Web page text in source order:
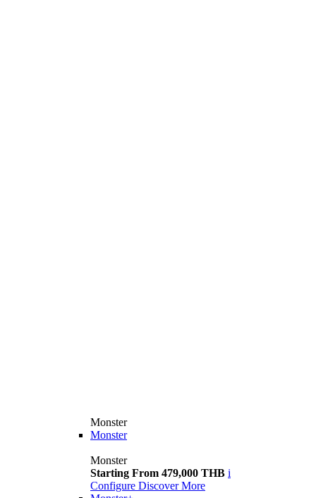
Monster
Monster
Monster
Starting From 479,000 THB i
Configure Discover More